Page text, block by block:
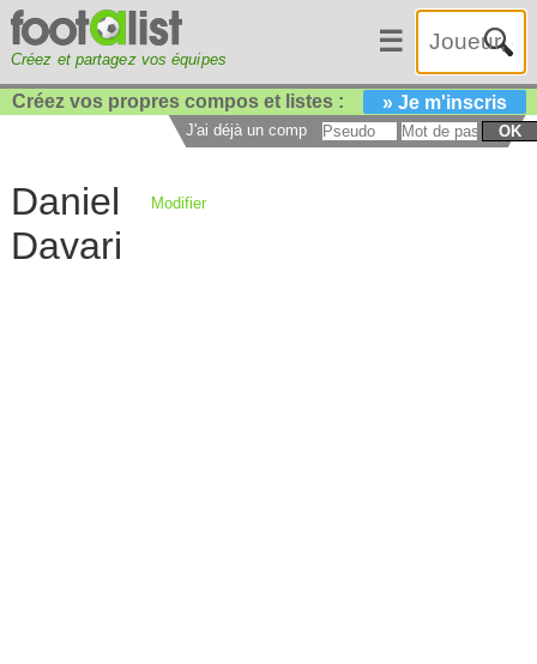
Créez et partagez vos équipes
☰
Créez vos propres compos et listes : » Je m'inscris
J'ai déjà un compte : OK
Daniel
Davari
Modifier